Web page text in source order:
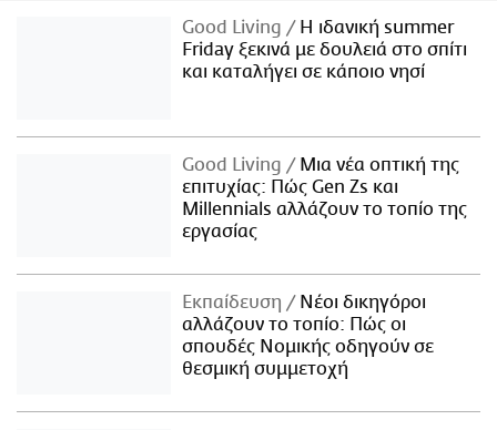
Good Living
Η ιδανική summer
Friday ξεκινά με δουλειά στο σπίτι
και καταλήγει σε κάποιο νησί
Good Living
Μια νέα οπτική της
επιτυχίας: Πώς Gen Zs και
Millennials αλλάζουν το τοπίο της
εργασίας
Εκπαίδευση
Νέοι δικηγόροι
αλλάζουν το τοπίο: Πώς οι
σπουδές Νομικής οδηγούν σε
θεσμική συμμετοχή